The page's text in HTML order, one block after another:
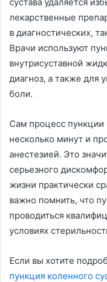
лекарственные
в диагностических,
Врачи используют
внутрисуставной
диагноз, а также для
боли.
Сам процесс пункции
несколько минут и
анестезией. Это
серьезного
жизни практически
важно помнить, что
проводиться
условиях
Если вы хотите
пункция коленного